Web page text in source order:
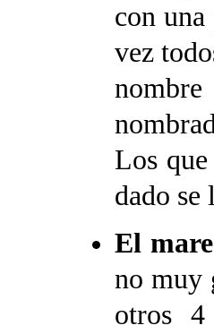
con
vez
Los
dado
El
no muy
otros 4